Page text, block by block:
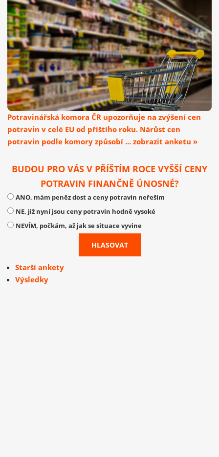
Potravinářská komora ČR upozorňuje na zvýšení cen
potravin v celé EU od příštího roku. Nárůst cen
potravin podle komory způsobí ... zobrazit anketu »
BUDOU PRO VÁS V PŘÍŠTÍM ROCE VYŠŠÍ CENY
POTRAVIN FINANČNĚ ÚNOSNÉ?
ANO, mám peněz dost a ceny potravin neřeším
NE, již nyní jsou ceny potravin hodně vysoké
NEVÍM, počkám, až jak se situace vyvine
Starší ankety
Výsledky